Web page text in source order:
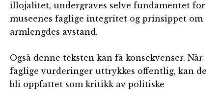
illojalitet, undergraves selve fundamentet for
museenes faglige integritet og prinsippet om
armlengdes avstand.
Også denne teksten kan få konsekvenser. Når
faglige vurderinger uttrykkes offentlig, kan de
bli oppfattet som kritikk av politiske